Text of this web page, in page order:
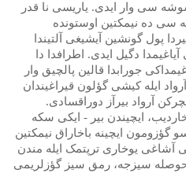
سی وار ایدی. یاریسی نا قدر
سی ده نیمکتین اوستونده
پول گونشین آیشیغی آلتیندا
دگیل ایدی. اطرافدا دا
جورابدا قالین پالچیق وار
ایله کیشی گؤلون قیراغیندان
آرواد بیرآز دوراقسادی.
ایچیندن بیر - ایکی سکه
گؤزومون ایچینه باخاراق نیمکتین
آشاغی یوخاری ترپتمک ایله مندن
حوصله سیزجه، رمق سیز گؤزلریمی